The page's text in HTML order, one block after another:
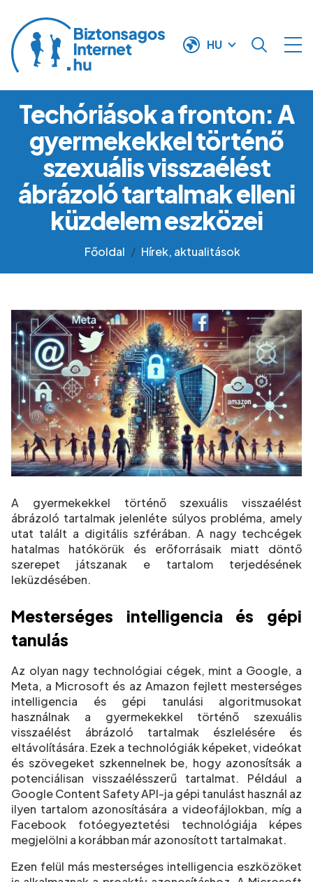
HU
Techóriások a fronton: A
gyermekekkel történő
szexuális visszaélést
ábrázoló tartalmak elleni
küzdelem eszközei
Főoldal Hírek, aktualitások
A gyermekekkel történő szexuális visszaélést
ábrázoló tartalmak jelenléte súlyos probléma, amely
utat talált a digitális szférában. A nagy techcégek
hatalmas hatókörük és erőforrásaik miatt döntő
szerepet játszanak e tartalom terjedésének
leküzdésében.
Mesterséges intelligencia és gépi
tanulás
Az olyan nagy technológiai cégek, mint a Google, a
Meta, a Microsoft és az Amazon fejlett mesterséges
intelligencia és gépi tanulási algoritmusokat
használnak a gyermekekkel történő szexuális
visszaélést ábrázoló tartalmak észlelésére és
eltávolítására. Ezek a technológiák képeket, videókat
és szövegeket szkennelnek be, hogy azonosítsák a
potenciálisan visszaélésszerű tartalmat. Például a
Google Content Safety API-ja gépi tanulást használ az
ilyen tartalom azonosítására a videofájlokban, míg a
Facebook fotóegyeztetési technológiája képes
megjelölni a korábban már azonosított tartalmakat.
Ezen felül más mesterséges intelligencia eszközöket